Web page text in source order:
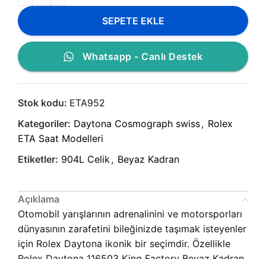
SEPETE EKLE
Whatsapp - Canlı Destek
Stok kodu: ETA952
Kategoriler: Daytona Cosmograph swiss, Rolex
ETA Saat Modelleri
Etiketler: 904L Celik, Beyaz Kadran
Açıklama
Otomobil yarışlarının adrenalinini ve motorsporları
dünyasının zarafetini bileğinizde taşımak isteyenler
için Rolex Daytona ikonik bir seçimdir. Özellikle